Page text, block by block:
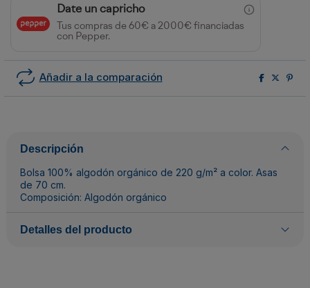
Date un capricho
Tus compras de 60€ a 2000€ financiadas
con Pepper.
Añadir a la comparación
Descripción
Bolsa 100% algodón orgánico de 220 g/m² a color. Asas
de 70 cm.
Composición: Algodón orgánico
Detalles del producto